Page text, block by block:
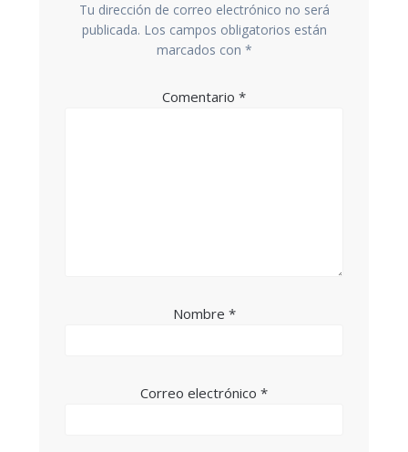
Tu dirección de correo electrónico no será
publicada. Los campos obligatorios están
marcados con *
Comentario *
Nombre *
Correo electrónico *